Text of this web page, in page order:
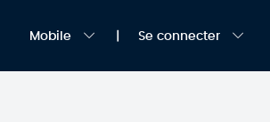
Mobile Se connecter